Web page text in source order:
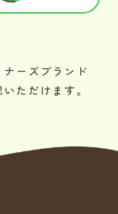
ーズブランド
ただけます。